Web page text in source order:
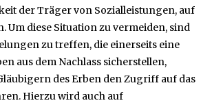
der Träger von Sozialleistungen, auf
Um diese Situation zu vermeiden, sind
zu treffen, die einerseits eine
aus dem Nachlass sicherstellen,
des Erben den Zugriff auf das
Hierzu wird auch auf